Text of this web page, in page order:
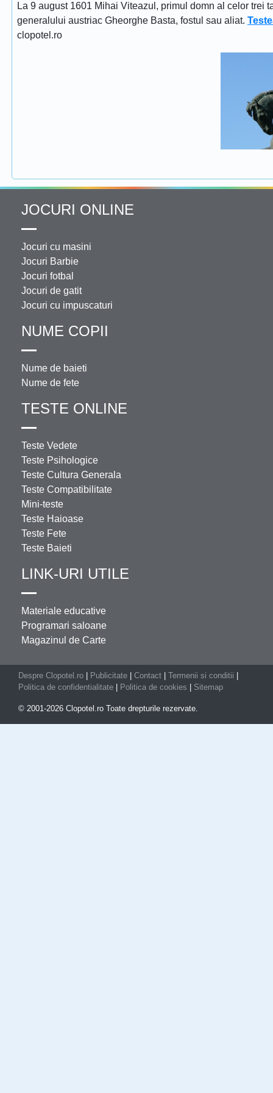
La 9 august 1601 Mihai Viteazul, primul domn al celor trei
generalului austriac Gheorghe Basta, fostul sau aliat.
clopotel.ro
JOCURI ONLINE
Jocuri cu masini
Jocuri Barbie
Jocuri fotbal
Jocuri de gatit
Jocuri cu impuscaturi
NUME COPII
Nume de baieti
Nume de fete
TESTE ONLINE
Teste Vedete
Teste Psihologice
Teste Cultura Generala
Teste Compatibilitate
Mini-teste
Teste Haioase
Teste Fete
Teste Baieti
LINK-URI UTILE
Materiale educative
Programari saloane
Magazinul de Carte
Despre Clopotel.ro Publicitate Contact Termenii si conditii
Politica de confidentialitate
Politica de cookies Sitemap
© 2001-2026 Clopotel.ro Toate drepturile rezervate.